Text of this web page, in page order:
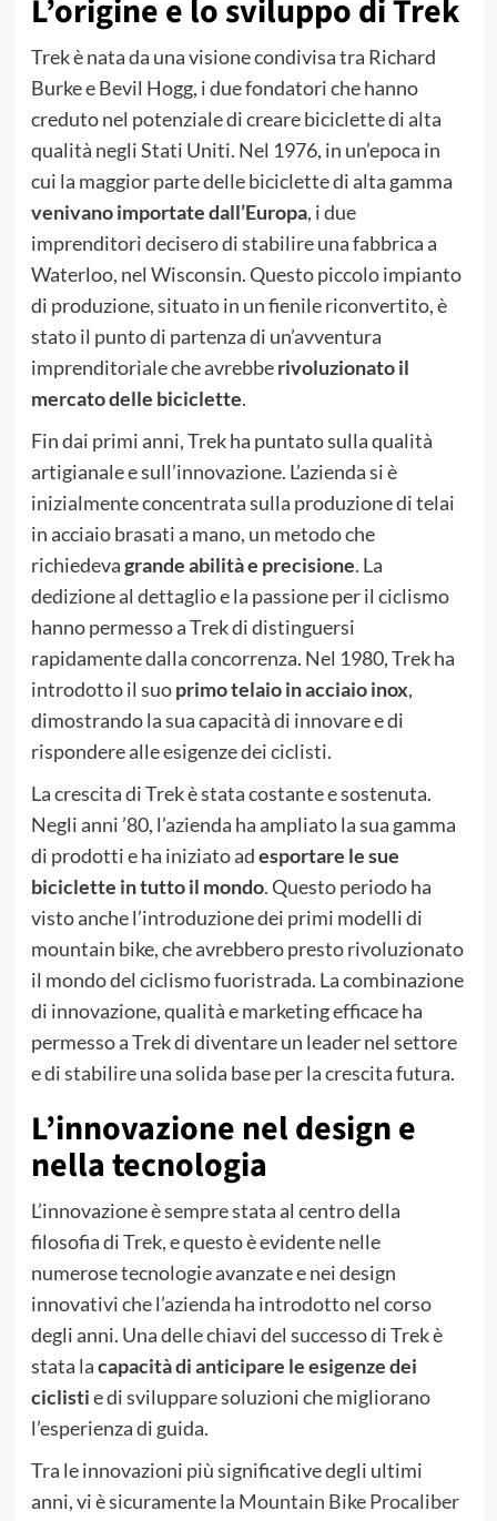
L’origine e lo sviluppo di Trek
Trek è nata da una visione condivisa tra Richard
Burke e Bevil Hogg, i due fondatori che hanno
creduto nel potenziale di creare biciclette di alta
qualità negli Stati Uniti. Nel 1976, in un’epoca in
cui la maggior parte delle biciclette di alta gamma
venivano importate dall’Europa, i due
imprenditori decisero di stabilire una fabbrica a
Waterloo, nel Wisconsin. Questo piccolo impianto
di produzione, situato in un fienile riconvertito, è
stato il punto di partenza di un’avventura
imprenditoriale che avrebberivoluzionato il
mercato delle biciclette.
Fin dai primi anni, Trek ha puntato sulla qualità
artigianale e sull’innovazione. L’azienda si è
inizialmente concentrata sulla produzione di telai
in acciaio brasati a mano, un metodo che
richiedevagrande abilità e precisione. La
dedizione al dettaglio e la passione per il ciclismo
hanno permesso a Trek di distinguersi
rapidamente dalla concorrenza. Nel 1980, Trek ha
introdotto il suoprimo telaio in acciaio inox,
dimostrando la sua capacità di innovare e di
rispondere alle esigenze dei ciclisti.
La crescita di Trek è stata costante e sostenuta.
Negli anni ’80, l’azienda ha ampliato la sua gamma
di prodotti e ha iniziato adesportare le sue
biciclette in tutto il mondo. Questo periodo ha
visto anche l’introduzione dei primi modelli di
mountain bike, che avrebbero presto rivoluzionato
il mondo del ciclismo fuoristrada. La combinazione
di innovazione, qualità e marketing efficace ha
permesso a Trek di diventare un leader nel settore
e di stabilire una solida base per la crescita futura.
L’innovazione nel design e
nella tecnologia
L’innovazione è sempre stata al centro della
filosofia di Trek, e questo è evidente nelle
numerose tecnologie avanzate e nei design
innovativi che l’azienda ha introdotto nel corso
degli anni. Una delle chiavi del successo di Trek è
stata lacapacità di anticipare le esigenze dei
ciclistie di sviluppare soluzioni che migliorano
l’esperienza di guida.
Tra le innovazioni più significative degli ultimi
anni, vi è sicuramente la Mountain Bike Procaliber